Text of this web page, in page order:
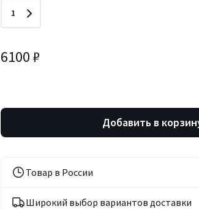
Количество
1
6100 ₽
Добавить в
Товар в России
Широкий выбор вариантов доставки